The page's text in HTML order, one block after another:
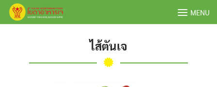
Skip
MENU
ไส้ตันเจ